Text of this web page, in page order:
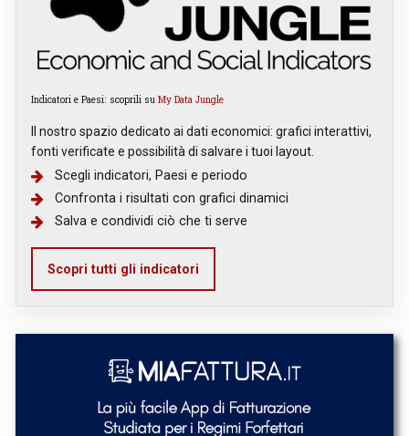
Indicatori e Paesi: scoprili su My Data Jungle
Il nostro spazio dedicato ai dati economici: grafici interattivi,
fonti verificate e possibilità di salvare i tuoi layout.
Scegli indicatori, Paesi e periodo
Confronta i risultati con grafici dinamici
Salva e condividi ciò che ti serve
Scopri tutti gli indicatori